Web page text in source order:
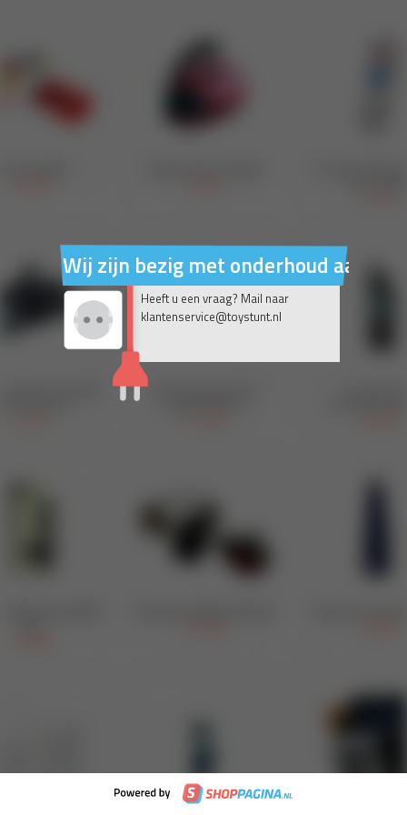
Wij zijn bezig met onderhoud aan
Heeft u een vraag? Mail naar
klantenservice@toystunt.nl